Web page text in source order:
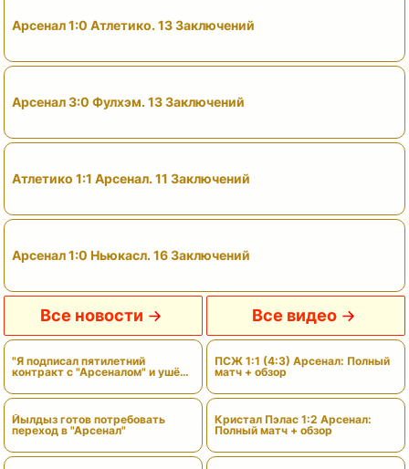
Арсенал 1:0 Атлетико. 13 Заключений
Арсенал 3:0 Фулхэм. 13 Заключений
Атлетико 1:1 Арсенал. 11 Заключений
Арсенал 1:0 Ньюкасл. 16 Заключений
Все новости
"Я подписал пятилетний
контракт с "Арсеналом" и ушёл
плану Венгера"»
Йылдыз готов потребовать
переход в "Арсенал"
Все видео
ПСЖ 1:1 (4:3) Арсенал: Полный
матч + обзор
Кристал Пэлас 1:2 Арсенал:
Полный матч + обзор